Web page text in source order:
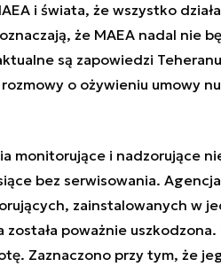
i świata, że wszystko
że MAEA nadal nie
są zapowiedzi
o ożywieniu umowy
monitorujące i nadzorujące
bez serwisowania.
zainstalowanych w
została poważnie
Zaznaczono przy tym, że